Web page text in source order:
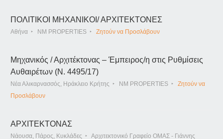
ΠΟΛΙΤΙΚΟΙ ΜΗΧΑΝΙΚΟΙ/ ΑΡΧΙΤΕΚΤΟΝΕΣ
Αθήνα NM PROPERTIES Ζητούν να Προσλάβουν
Μηχανικός / Αρχιτέκτονας – Έμπειρος/η στις Ρυθμίσεις
Αυθαιρέτων (Ν. 4495/17)
Νέα Αλικαρνασσός, Ηράκλειο Κρήτης NM PROPERTIES
Ζητούν να
Προσλάβουν
ΑΡΧΙΤΕΚΤΟΝΑΣ
Νάουσα, Πάρος, Κυκλάδες Αρχιτεκτονικό Γραφείο ΟΜΑΣ - Γιάννης